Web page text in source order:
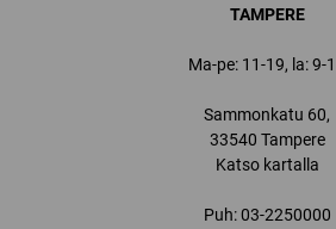
TAMPERE
Ma-pe: 11-19, la: 9-
Sammonkatu 60,
33540 Tampere
Katso kartalla
Puh:03-2250000